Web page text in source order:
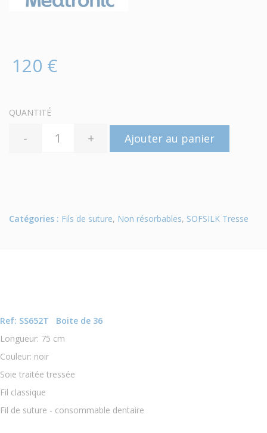
120 €
QUANTITÉ
- + Ajouter au panier
Catégories : Fils de suture, Non résorbables, SOFSILK Tresse
Ref: SS652T Boite de 36
Longueur: 75 cm
Couleur: noir
Soie traitée tressée
Fil classique
Fil de suture - consommable dentaire